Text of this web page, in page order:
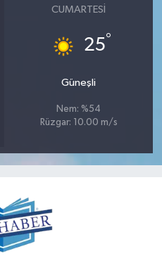
CUMARTESI
25°
Güneşli
Nem: %54
Rüzgar: 10.00 m/s